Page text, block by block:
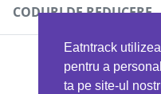
Eatntrack
pentru a
ta pe site-ul
Politica de confidențialitate
CODURI DE REDUCERE